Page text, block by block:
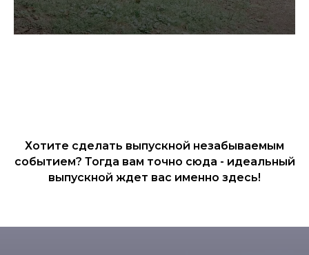
Хотите сделать выпускной незабываемым
событием? Тогда вам точно сюда - идеальный
выпускной ждет вас именно здесь!